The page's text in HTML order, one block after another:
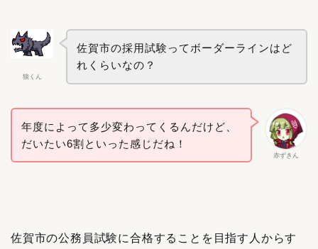
狼くん
佐賀市の採用試験ってボーダーラインはど
れくらいなの？
赤ずきん
年度によって多少変わってくるんだけど、
だいたい6割といった感じだね！
佐賀市の公務員試験に合格することを目指す人からす